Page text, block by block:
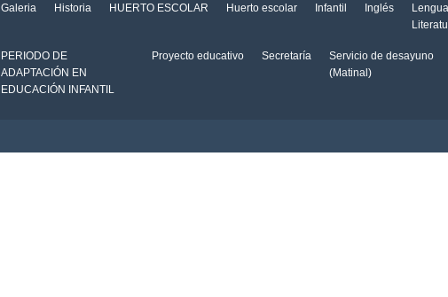
Galeria
Historia HUERTO ESCOLAR Huerto escolar Infantil Inglés
PERIODO DE
ADAPTACIÓN EN
EDUCACIÓN INFANTIL
Proyecto educativo Secretaría
Servicio de desayuno
(Matinal)